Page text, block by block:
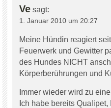
Ve sagt:
1. Januar 2010 um 20:27
Meine Hündin reagiert
Feuerwerk und Gewitter
des Hundes NICHT
Körperberührungen und
Immer wieder wird zu
Ich habe bereits